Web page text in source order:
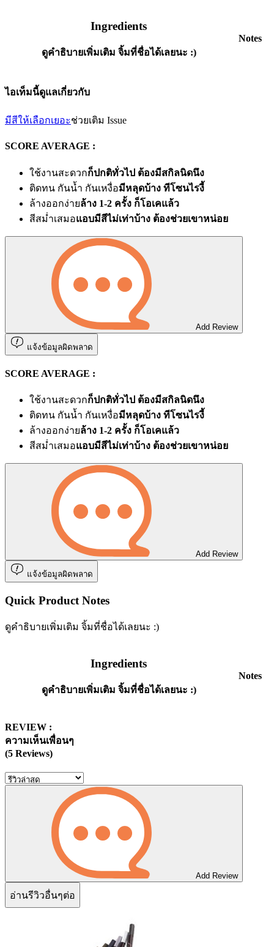
Ingredients
ดูคำธิบายเพิ่มเติม จิ้มที่ชื่อได้เลยนะ :)
Notes
ไอเท็มนี้ดูแลเกี่ยวกับ
มีสีให้เลือกเยอะช่วยเติม Issue
SCORE AVERAGE :
ใช้งานสะดวกก็ปกติทั่วไป ต้องมีสกิลนิดนึง
ติดทน กันน้ำ กันเหงื่อมีหลุดบ้าง ทีโซนไรงี้
ล้างออกง่ายล้าง 1-2 ครั้ง ก็โอเคแล้ว
สีสม่ำเสมอแอบมีสีไม่เท่าบ้าง ต้องช่วยเขาหน่อย
Add Review
แจ้งข้อมูลผิดพลาด
SCORE AVERAGE :
ใช้งานสะดวกก็ปกติทั่วไป ต้องมีสกิลนิดนึง
ติดทน กันน้ำ กันเหงื่อมีหลุดบ้าง ทีโซนไรงี้
ล้างออกง่ายล้าง 1-2 ครั้ง ก็โอเคแล้ว
สีสม่ำเสมอแอบมีสีไม่เท่าบ้าง ต้องช่วยเขาหน่อย
Add Review
แจ้งข้อมูลผิดพลาด
Quick Product Notes
ดูคำธิบายเพิ่มเติม จิ้มที่ชื่อได้เลยนะ :)
Ingredients
ดูคำธิบายเพิ่มเติม จิ้มที่ชื่อได้เลยนะ :)
Notes
REVIEW :
ความเห็นเพื่อนๆ
(5 Reviews)
Add Review
อ่านรีวิวอื่นๆต่อ